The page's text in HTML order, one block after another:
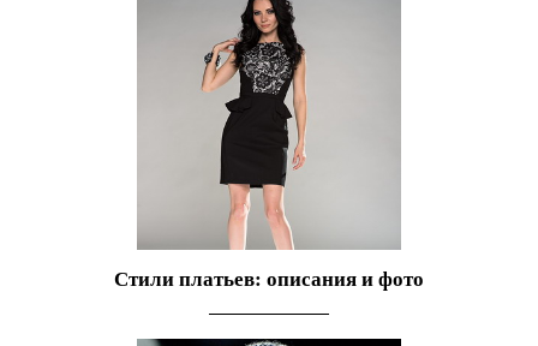
Стили платьев: описания и фото